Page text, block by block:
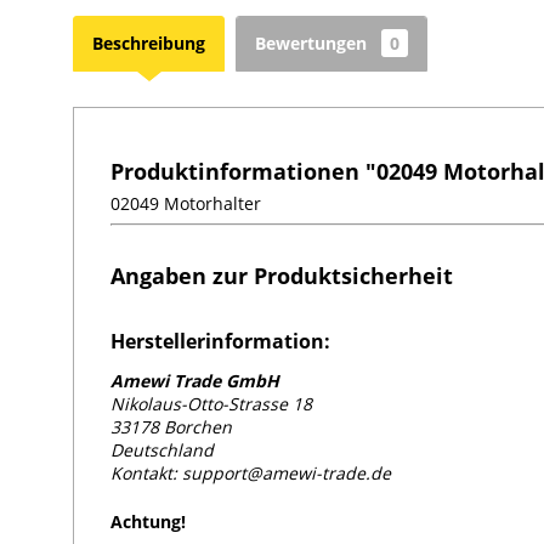
Beschreibung Bewertungen 0
Produktinformationen "02049
02049 Motorhalter
Angaben zur Produktsicherheit
Herstellerinformation:
Amewi Trade GmbH
Nikolaus-Otto-Strasse 18
33178 Borchen
Deutschland
Kontakt: support@amewi-trade.de
Achtung!